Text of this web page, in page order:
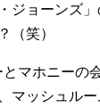
ジョーンズ
（笑）
マホニーの会
マッシュル